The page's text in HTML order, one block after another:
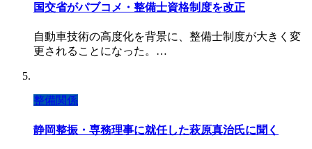
国交省がパブコメ・整備士資格制度を改正
自動車技術の高度化を背景に、整備士制度が大きく変
更されることになった。…
整備関係
静岡整振・専務理事に就任した萩原真治氏に聞く